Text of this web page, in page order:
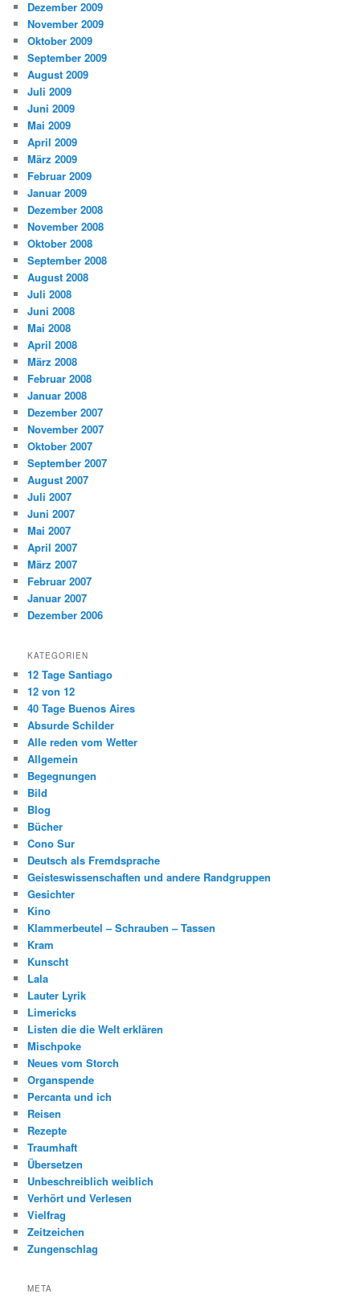
Dezember 2009
November 2009
Oktober 2009
September 2009
August 2009
Juli 2009
Juni 2009
Mai 2009
April 2009
März 2009
Februar 2009
Januar 2009
Dezember 2008
November 2008
Oktober 2008
September 2008
August 2008
Juli 2008
Juni 2008
Mai 2008
April 2008
März 2008
Februar 2008
Januar 2008
Dezember 2007
November 2007
Oktober 2007
September 2007
August 2007
Juli 2007
Juni 2007
Mai 2007
April 2007
März 2007
Februar 2007
Januar 2007
Dezember 2006
KATEGORIEN
12 Tage Santiago
12 von 12
40 Tage Buenos Aires
Absurde Schilder
Alle reden vom Wetter
Allgemein
Begegnungen
Bild
Blog
Bücher
Cono Sur
Deutsch als Fremdsprache
Geisteswissenschaften und andere Randgruppen
Gesichter
Kino
Klammerbeutel – Schrauben – Tassen
Kram
Kunscht
Lala
Lauter Lyrik
Limericks
Listen die die Welt erklären
Mischpoke
Neues vom Storch
Organspende
Percanta und ich
Reisen
Rezepte
Traumhaft
Übersetzen
Unbeschreiblich weiblich
Verhört und Verlesen
Vielfrag
Zeitzeichen
Zungenschlag
META